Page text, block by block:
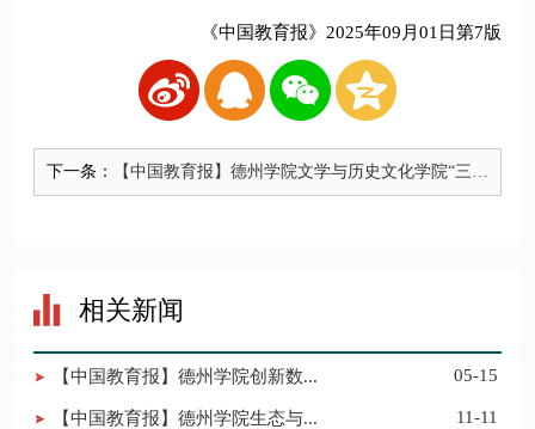
《中国教育报》2025年09月01日第7版
下一条：
【中国教育报】德州学院文学与历史文化学院“三阶
共生” 构建语文教师成长共同体
相关新闻
【中国教育报】德州学院创新数... 05-15
【中国教育报】德州学院生态与... 11-11